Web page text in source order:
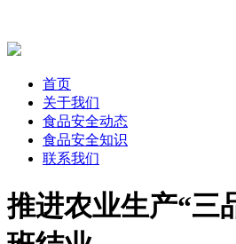
首页
关于我们
食品安全动态
食品安全知识
联系我们
推进农业生产“三